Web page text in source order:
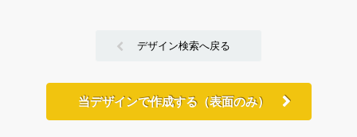
デザイン検索へ戻る
当デザインで作成する（表面のみ）